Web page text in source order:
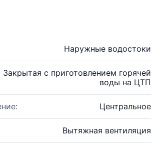
Наружные водостоки
Закрытая с приготовлением горячей
воды на ЦТП
Центральное
Вытяжная вентиляция